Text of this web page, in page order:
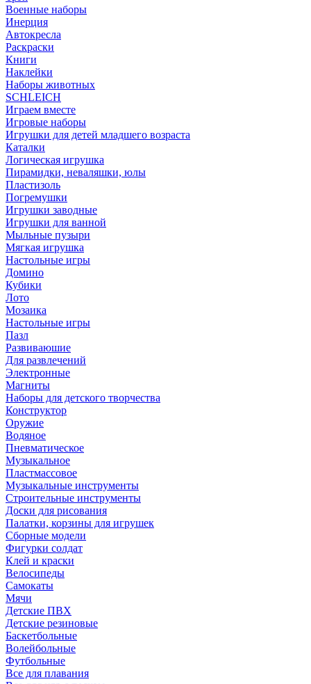
Военные наборы
Инерция
Автокресла
Раскраски
Книги
Наклейки
Наборы животных
SCHLEICH
Играем вместе
Игровые наборы
Игрушки для детей младшего возраста
Каталки
Логическая игрушка
Пирамидки, неваляшки, юлы
Пластизоль
Погремушки
Игрушки заводные
Игрушки для ванной
Мыльные пузыри
Мягкая игрушка
Настольные игры
Домино
Кубики
Лото
Мозаика
Настольные игры
Пазл
Развиваюшие
Для развлечений
Электронные
Магниты
Наборы для детского творчества
Конструктор
Оружие
Водяное
Пневматическое
Музыкальное
Пластмассовое
Музыкальные инструменты
Строительные инструменты
Доски для рисования
Палатки, корзины для игрушек
Сборные модели
Фигурки солдат
Клей и краски
Велосипеды
Самокаты
Мячи
Детские ПВХ
Детские резиновые
Баскетбольные
Волейбольные
Футбольные
Все для плавания